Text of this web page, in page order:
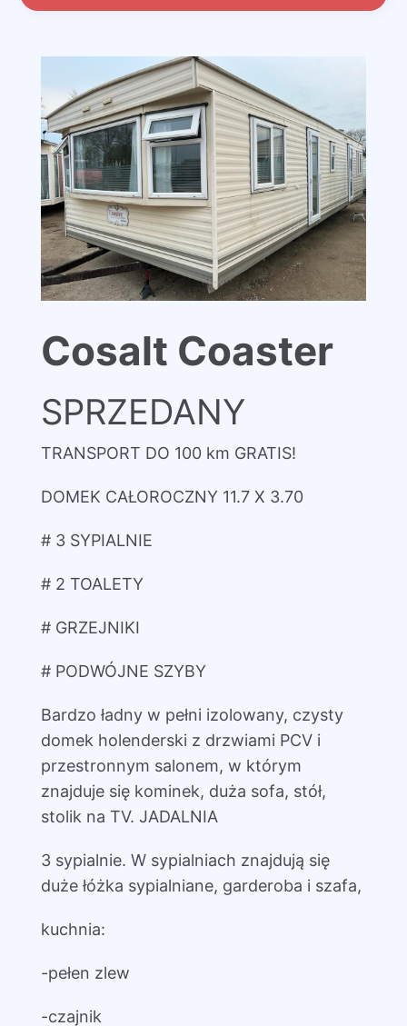
Cosalt Coaster
SPRZEDANY
TRANSPORT DO 100 km GRATIS!
DOMEK CAŁOROCZNY 11.7 X 3.70
# 3 SYPIALNIE
# 2 TOALETY
# GRZEJNIKI
# PODWÓJNE SZYBY
Bardzo ładny w pełni izolowany, czysty
domek holenderski z drzwiami PCV i
przestronnym salonem, w którym
znajduje się kominek, duża sofa, stół,
stolik na TV. JADALNIA
3 sypialnie. W sypialniach znajdują się
duże łóżka sypialniane, garderoba i szafa,
kuchnia:
-pełen zlew
-czajnik